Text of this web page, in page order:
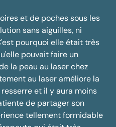
et de poches sous les
sans aiguilles, ni
pourquoi elle était très
pouvait faire un
la peau au laser chez
au laser améliore la
et il y aura moins
de partager son
tellement formidable